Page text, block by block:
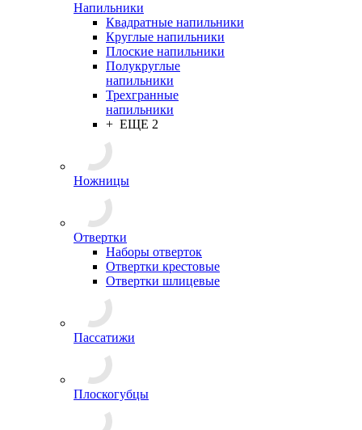
Напильники
Квадратные напильники
Круглые напильники
Плоские напильники
Полукруглые
напильники
Трехгранные
напильники
+ ЕЩЕ 2
Ножницы
Отвертки
Наборы отверток
Отвертки крестовые
Отвертки шлицевые
Пассатижи
Плоскогубцы